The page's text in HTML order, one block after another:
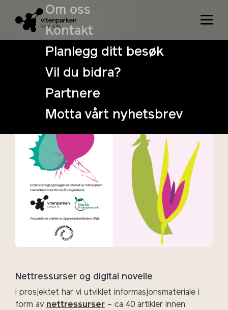
Om oss
Kontakt
Planlegg ditt besøk
Vil du bidra?
Partnere
Motta vårt nyhetsbrev
Prosjektet er et samarbeid mellom Vitenparken
Sparebankstiftelsen DNB . Hovedmålgruppen er
videregående elever på naturbrukslinjer, samt
Nettressurser og digital novelle
I prosjektet har vi utviklet informasjonsmateriale i
form av nettressurser – ca 40 artikler innen